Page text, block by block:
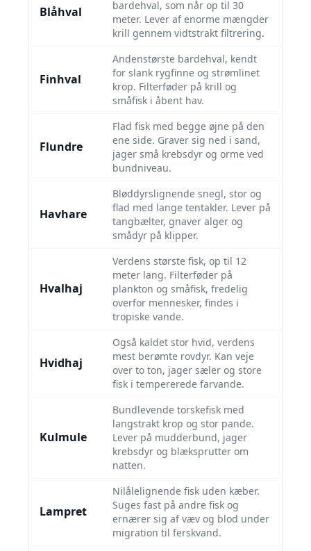
Blåhval
bardehval, som når op til 30
meter. Lever af enorme mængder
krill gennem vidtstrakt filtrering.
Finhval
Andenstørste bardehval, kendt
for slank rygfinne og strømlinet
krop. Filterføder på krill og
småfisk i åbent hav.
Flundre
Flad fisk med begge øjne på den
ene side. Graver sig ned i sand,
jager små krebsdyr og orme ved
bundniveau.
Havhare
Bløddyrslignende snegl, stor og
flad med lange tentakler. Lever på
tangbælter, gnaver alger og
smådyr på klipper.
Hvalhaj
Verdens største fisk, op til 12
meter lang. Filter­føder på
plankton og småfisk, fredelig
overfor mennesker, findes i
tropiske vande.
Hvidhaj
Også kaldet stor hvid, verdens
mest berømte rovdyr. Kan veje
over to ton, jager sæler og store
fisk i tempererede farvande.
Kulmule
Bundlevende torskefisk med
langstrakt krop og stor pande.
Lever på mudderbund, jager
krebsdyr og blæksprutter om
natten.
Lampret
Nilålelignende fisk uden kæber.
Suges fast på andre fisk og
ernærer sig af væv og blod under
migration til ferskvand.